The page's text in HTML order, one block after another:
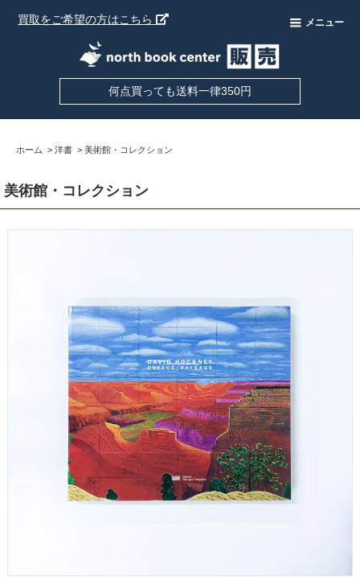
買取をご希望の方はこちら メニュー
何点買っても送料一律350円
ホーム > 洋書 > 美術館・コレクション
美術館・コレクション